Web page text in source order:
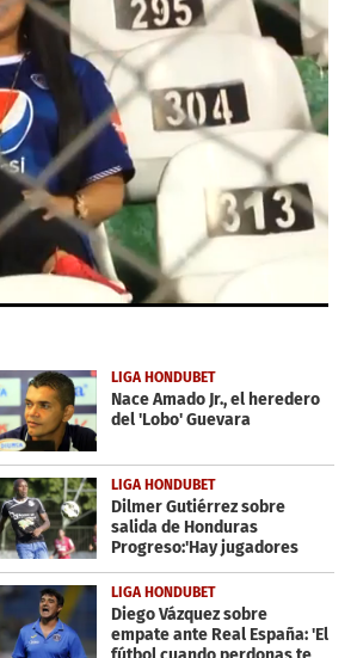
LIGA HONDUBET
Nace Amado Jr., el heredero
del 'Lobo' Guevara
LIGA HONDUBET
Dilmer Gutiérrez sobre
salida de Honduras
Progreso:'Hay jugadores
sapos'
LIGA HONDUBET
Diego Vázquez sobre
empate ante Real España: 'El